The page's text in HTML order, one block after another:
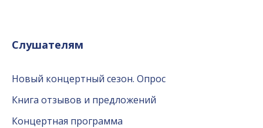
Слушателям
Новый концертный сезон. Опрос
Книга отзывов и предложений
Концертная программа